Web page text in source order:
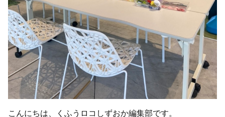
こんにちは、くふうロコしずおか編集部です。